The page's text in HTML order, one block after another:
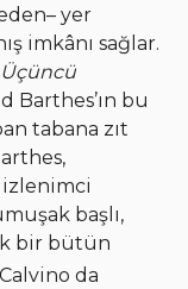
yer
imkânı sağlar.
Üçüncü
Barthes’ın bu
tabana zıt
başlı,
bir bütün
da